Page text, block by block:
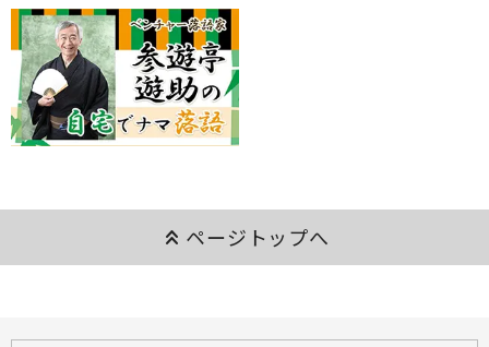
keyboard_double_arrow_up ページトップへ